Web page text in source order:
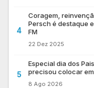
4
Coragem,
Persch é destaque
FM
22 Dez 2025
5
Especial dia dos
precisou colocar
8 Ago 2026